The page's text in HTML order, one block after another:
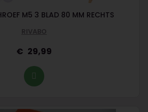
M5 3 BLAD 80 MM RECHTS
RIVABO
29,99